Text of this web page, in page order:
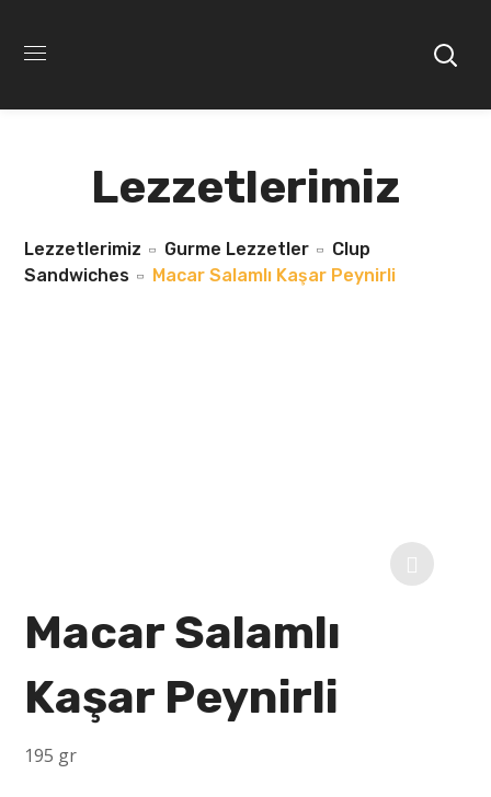
Lezzetlerimiz
Lezzetlerimiz Gurme Lezzetler
Clup
Sandwiches
Macar Salamlı Kaşar Peynirli
Macar Salamlı
Kaşar Peynirli
195 gr